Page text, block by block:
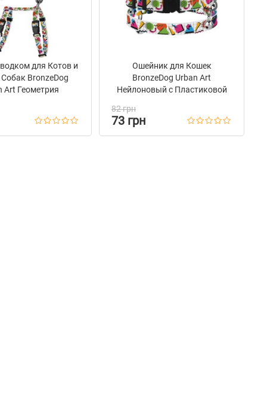
для Котов и
BronzeDog
Art Геометрия
Ошейник для Кошек
BronzeDog Urban Art
Нейлоновый с Пластиковой
82 грн
73 грн